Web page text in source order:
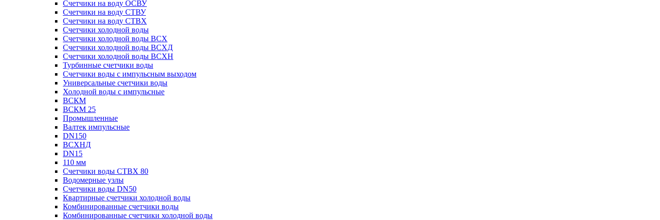
Счетчики на воду ОСВУ
Счетчики на воду СТВУ
Счетчики на воду СТВХ
Счетчики холодной воды
Счетчики холодной воды ВСХ
Счетчики холодной воды ВСХД
Счетчики холодной воды ВСХН
Турбинные счетчики воды
Счетчики воды с импульсным выходом
Универсальные счетчики воды
Холодной воды с импульсные
ВСКМ
ВСКМ 25
Промышленные
Валтек импульсные
DN150
ВСХНД
DN15
110 мм
Счетчики воды СТВХ 80
Водомерные узлы
Счетчики воды DN50
Квартирные счетчики холодной воды
Комбинированные счетчики воды
Комбинированные счетчики холодной воды